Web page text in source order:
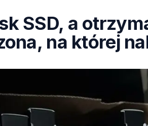
SSD, a
na której